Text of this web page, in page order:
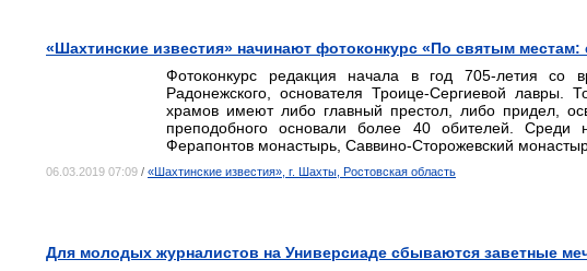
«Шахтинские известия» начинают фотоконкурс «По святым
Фотоконкурс редакция начала в год 705-летия со
Радонежского, основателя Троице-Сергиевой лавры.
храмов имеют либо главный престол, либо придел,
преподобного основали более 40 обителей. Среди
Ферапонтов монастырь, Саввино-Сторожевский
06.03.2019 07:09 / «Шахтинские известия», г. Шахты, Ростовская область
Для молодых журналистов на Универсиаде сбываются заветные